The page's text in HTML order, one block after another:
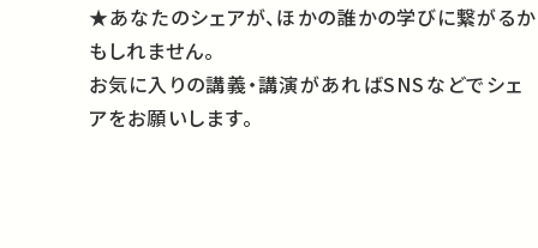
★あなたのシェアが、ほかの誰かの学びに繋がるか
もしれません。
お気に入りの講義・講演があればSNSなどでシェ
アをお願いします。